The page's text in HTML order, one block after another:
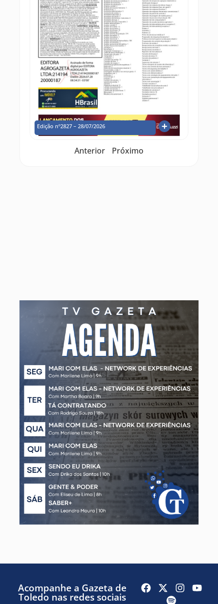
Edição nº2827 – 28/07/2026
Anterior Próximo
Acompanhe a Gazeta de
Toledo nas redes sociais